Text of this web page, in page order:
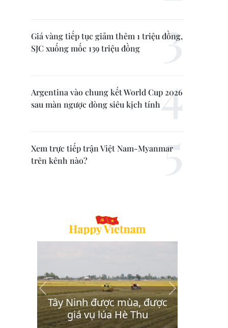
Giá vàng tiếp tục giảm thêm 1 triệu đồng,
SJC xuống mốc 139 triệu đồng
Argentina vào chung kết World Cup 2026
sau màn ngược dòng siêu kịch tính
Xem trực tiếp trận Việt Nam-Myanmar
trên kênh nào?